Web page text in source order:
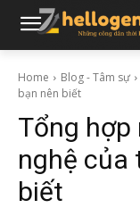
Home Blog - Tâm sự
bạn nên biết
Tổng
nghệ của
biết